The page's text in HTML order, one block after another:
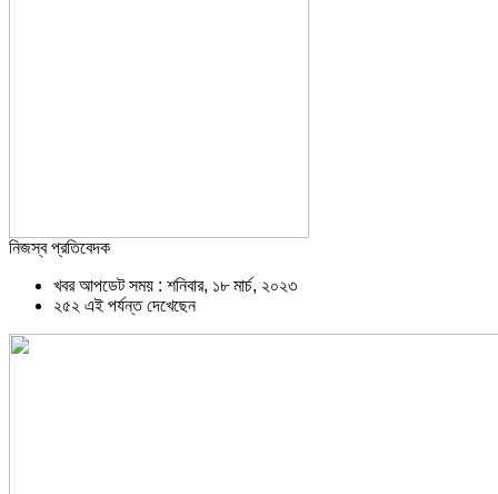
নিজস্ব প্রতিবেদক
খবর আপডেট সময় : শনিবার, ১৮ মার্চ, ২০২৩
২৫২ এই পর্যন্ত দেখেছেন